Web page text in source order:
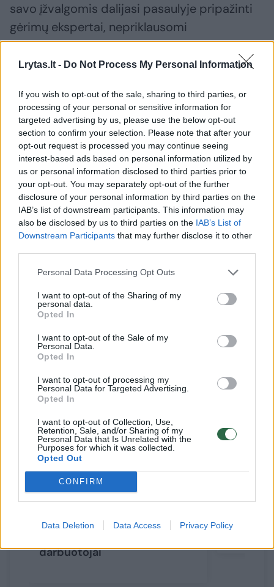
Lrytas.lt - Do Not Process My Personal Information
If you wish to opt-out of the sale, sharing to third parties, or
processing of your personal or sensitive information for
targeted advertising by us, please use the below opt-out
section to confirm your selection. Please note that after your
opt-out request is processed you may continue seeing
interest-based ads based on personal information utilized by
us or personal information disclosed to third parties prior to
your opt-out. You may separately opt-out of the further
disclosure of your personal information by third parties on the
IAB’s list of downstream participants. This information may
also be disclosed by us to third parties on the IAB’s List of
Downstream Participants that may further disclose it to other
Personal Data Processing Opt Outs
I want to opt-out of the Sharing of my
personal data.
Opted In
I want to opt-out of the Sale of my
Personal Data.
Opted In
I want to opt-out of processing my
Personal Data for Targeted Advertising.
Opted In
I want to opt-out of Collection, Use,
Retention, Sale, and/or Sharing of my
Personal Data that Is Unrelated with the
Purposes for which it was collected.
Opted Out
CONFIRM
Data Deletion Data Access Privacy Policy
savo įžvalgomis dalijasi pasaulyje pripažinti
gėrimų ekspertai, nepriklausomi
apžvalgininkai ir rinkos lyderiai.
ekspertų komanda renka duomenis iš viešų
bendrovių ataskaitų ir tiesiogiai kreipiasi dėl
duomenų į didžiausius pasaulio stipriųjų
gėrimų gamintojus. Tokiu būdu, lietuviška
degtinė pirmą kartą atsidūrė vienoje
kategorijoje su tokiais pasauliniais prekės
ženklais kaip „Grey Goose“, „Nemiroff“ ir
„Absolut“. Degtinių kategorijoje lietuviškas
prekės ženklas užėmė 39 vietą, o bendrame
pasauliniame stipriųjų gėrimų reitinge – 146-
Susiję straipsniai
„Maximoje“ – dar gausesnis
asortimentas: štai, ką
darbuotojai
–